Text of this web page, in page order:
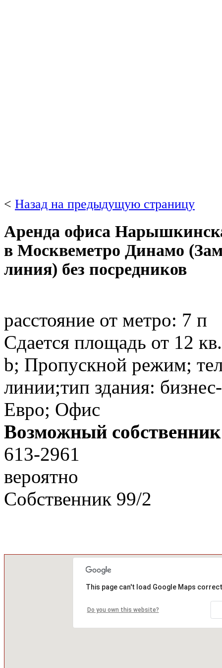
< Назад на предыдущую страницу
Аренда офиса
в Москвеметро Динамо
линия) без посредников
расстояние от метро: 7 п
Сдается площадь от 12
b; Пропускной режим;
линии;тип здания:
Евро; Офис
Возможный
613-2961
вероятно
Собственник 99/2
This page can't load Google Maps
Do you own this website?